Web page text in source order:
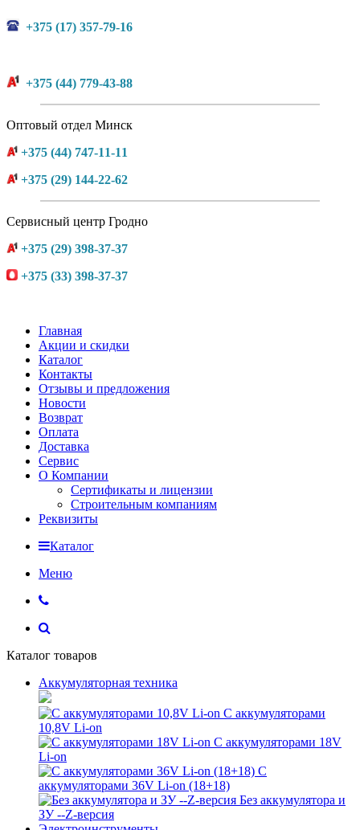
+375 (17) 357-79-16
+375 (44) 779-43-88
Оптовый отдел Минск
+375 (44) 747-11-11
+375 (29) 144-22-62
Сервисный центр Гродно
+375 (29) 398-37-37
+375 (33) 398-37-37
Главная
Акции и скидки
Каталог
Контакты
Отзывы и предложения
Новости
Возврат
Оплата
Доставка
Сервис
О Компании
Сертификаты и лицензии
Строительным компаниям
Реквизиты
Каталог
Меню
Каталог товаров
Аккумуляторная техника
С аккумуляторами
10,8V Li-on
С аккумуляторами 18V
Li-on
С
аккумуляторами 36V Li-on (18+18)
Без аккумулятора и
ЗУ --Z-версия